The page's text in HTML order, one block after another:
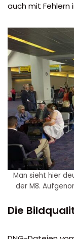
auch mit Fehlern
Man sieht hier
der M8.
Die